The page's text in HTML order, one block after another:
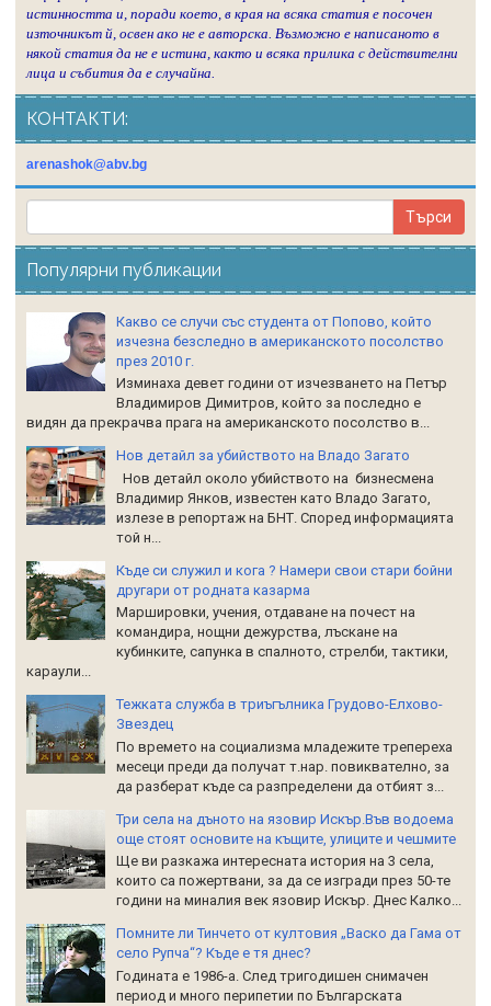
истинността и, поради което, в края на всяка статия е посочен
източникът й, освен ако не е авторска. Възможно е написаното в
някой статия да не е истина, както и всяка прилика с действителни
лица и събития да е случайна.
КОНТАКТИ:
arenashok@abv.bg
Популярни публикации
Какво се случи със студента от Попово, който
изчезна безследно в американското посолство
през 2010 г.
Изминаха девет години от изчезването на Петър
Владимиров Димитров, който за последно е
видян да прекрачва прага на американското посолство в...
Нов детайл за убийството на Владо Загато
Нов детайл около убийството на бизнесмена
Владимир Янков, известен като Владо Загато,
излезе в репортаж на БНТ. Според информацията
той н...
Къде си служил и кога ? Намери свои стари бойни
другари от родната казарма
Маршировки, учения, отдаване на почест на
командира, нощни дежурства, лъскане на
кубинките, сапунка в спалното, стрелби, тактики,
караули...
Тежката служба в триъгълника Грудово-Елхово-
Звездец
По времето на социализма младежите трепереха
месеци преди да получат т.нар. повиквателно, за
да разберат къде са разпределени да отбият з...
Три села на дъното на язовир Искър.Във водоема
още стоят основите на къщите, улиците и чешмите
Ще ви разкажа интересната история на 3 села,
които са пожертвани, за да се изгради през 50-те
години на миналия век язовир Искър. Днес Калко...
Помните ли Тинчето от култовия „Васко да Гама от
село Рупча“? Къде е тя днес?
Годината е 1986-а. След тригодишен снимачен
период и много перипетии по Българската